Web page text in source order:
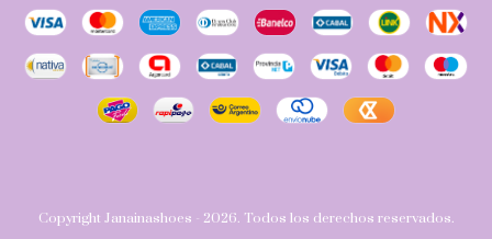
Copyright Janainashoes - 2026. Todos los derechos reservados.